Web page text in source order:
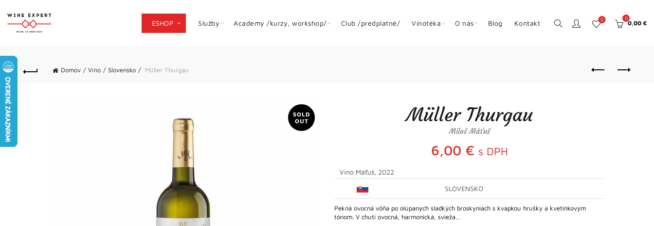
ESHOP Služby Academy /kurzy, workshop/ Club /predplatné/ Vinotéka O nás Blog Kontakt 0 0
0,00 €
Domov Víno Slovensko Müller Thurgau
SOLD
OUT
Müller Thurgau
Miloš Máťuš
6,00 € s DPH
Víno Máťuš, 2022
SLOVENSKO
Pekná ovocná vôňa po olúpaných sladkých broskyniach s kvapkou hrušky a kvetinkovým
tónom. V chuti ovocná, harmonická, svieža…